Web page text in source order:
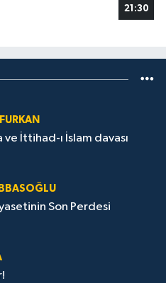
21:30
İttihad-ı İslam davası
Son Perdesi